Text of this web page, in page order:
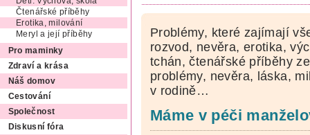
Čtenářské příběhy
Erotika, milování
Meryl a její příběhy
Pro maminky
Zdraví a krása
Náš domov
Cestování
Společnost
Diskusní fóra
Problémy, které zajímají
rozvod, nevěra, erotika,
tchán, čtenářské příběhy
problémy, nevěra, láska,
v rodině…
Máme v péči